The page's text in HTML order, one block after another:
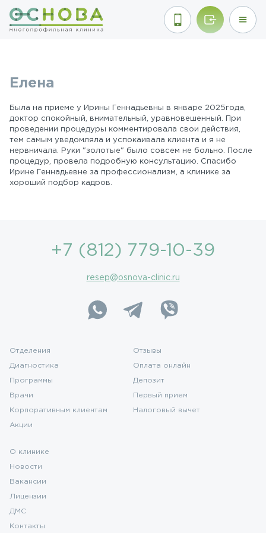
Елена
Была на приеме у Ирины Геннадьевны в январе 2025года,
доктор спокойный, внимательный, уравновешенный. При
проведении процедуры комментировала свои действия,
тем самым уведомляла и успокаивала клиента и я не
нервничала. Руки "золотые" было совсем не больно. После
процедур, провела подробную консультацию. Спасибо
Ирине Геннадьевне за профессионализм, а клинике за
хороший подбор кадров.
+7 (812) 779-10-39
resep@osnova-clinic.ru
Отделения
Диагностика
Программы
Врачи
Корпоративным клиентам
Акции
Отзывы
Оплата онлайн
Депозит
Первый прием
Налоговый вычет
О клинике
Новости
Вакансии
Лицензии
ДМС
Контакты